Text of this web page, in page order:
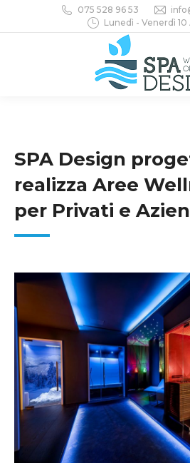
075 528 96 53
Lunedì - Venerdì 10
SPA Design
realizza Aree
per Privati e